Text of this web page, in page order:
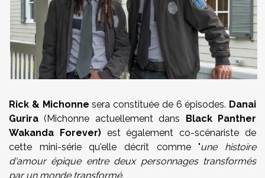
Rick & Michonne sera constituée de 6 épisodes. Danai
Gurira (Michonne actuellement dans Black Panther
Wakanda Forever)est également co-scénariste de
cette mini-série qu'elle décrit comme "une histoire
d'amour épique entre deux personnages transformés
par un monde transformé.